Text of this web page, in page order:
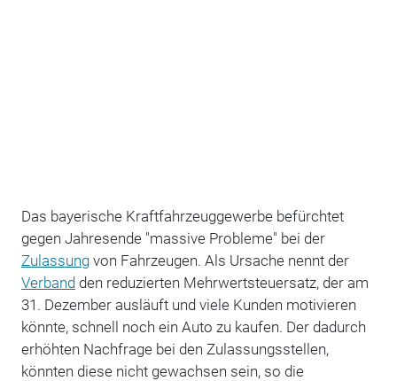
Das bayerische Kraftfahrzeuggewerbe befürchtet
gegen Jahresende "massive Probleme" bei der
Zulassungvon Fahrzeugen. Als Ursache nennt der
Verbandden reduzierten Mehrwertsteuersatz, der am
31. Dezember ausläuft und viele Kunden motivieren
könnte, schnell noch ein Auto zu kaufen. Der dadurch
erhöhten Nachfrage bei den Zulassungsstellen,
könnten diese nicht gewachsen sein, so die